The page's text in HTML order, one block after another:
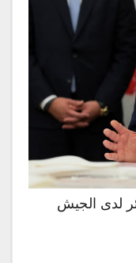
لدى الجيش